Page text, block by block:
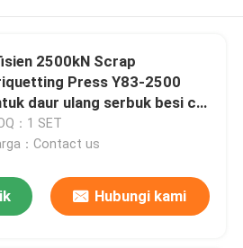
2500kN Scrap
Press Y83-2500
daur ulang serbuk besi cor
chip logam
：1 SET
：Contact us
Hubungi kami